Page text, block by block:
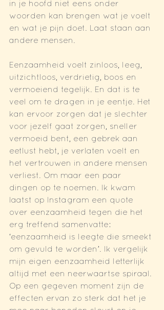
in je hoofd niet eens onder
woorden kan brengen wat je voelt
en wat je pijn doet. Laat staan aan
andere mensen.
Eenzaamheid voelt zinloos, leeg,
uitzichtloos, verdrietig, boos en
vermoeiend tegelijk. En dat is te
veel om te dragen in je eentje. Het
kan ervoor zorgen dat je slechter
voor jezelf gaat zorgen, sneller
vermoeid bent, een gebrek aan
eetlust hebt, je verlaten voelt en
het vertrouwen in andere mensen
verliest. Om maar een paar
dingen op te noemen. Ik kwam
laatst op Instagram een quote
over eenzaamheid tegen die het
erg treffend samenvatte:
‘eenzaamheid is leegte die smeekt
om gevuld te worden’. Ik vergelijk
mijn eigen eenzaamheid letterlijk
altijd met een neerwaartse spiraal.
Op een gegeven moment zijn de
effecten ervan zo sterk dat het je